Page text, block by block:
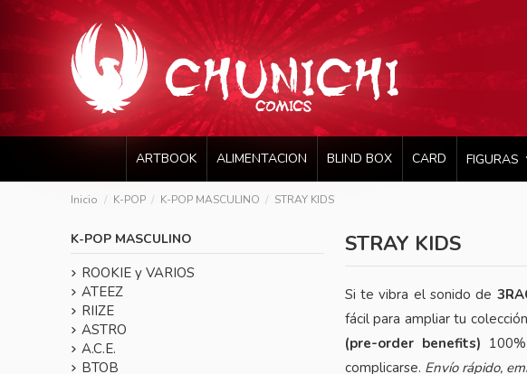
ARTBOOK ALIMENTACION BLIND BOX CARD FIGURAS
Inicio K-POP K-POP MASCULINO STRAY KIDS
STRAY KIDS
Si te vibra el sonido de
fácil para ampliar tu
(pre-order benefits)
complicarse. Envío rápido,
K-POP MASCULINO
ROOKIE y VARIOS
ATEEZ
RIIZE
ASTRO
A.C.E.
BTOB